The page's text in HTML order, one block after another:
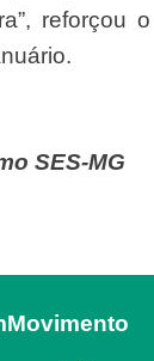
reforçou
SES-MG